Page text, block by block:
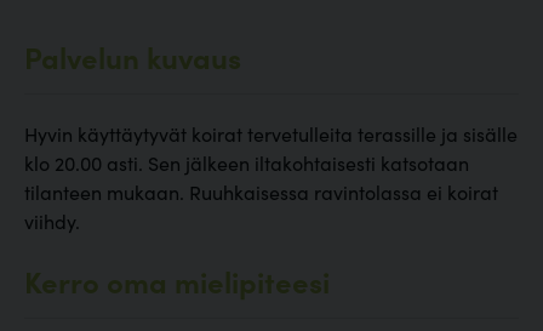
Palvelun kuvaus
Hyvin käyttäytyvät koirat tervetulleita terassille ja sisälle
klo 20.00 asti. Sen jälkeen iltakohtaisesti katsotaan
tilanteen mukaan. Ruuhkaisessa ravintolassa ei koirat
viihdy.
Kerro oma mielipiteesi